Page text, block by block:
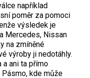
například
poměr za pomoci
výsledek je
Mercedes, Nissan
na zmíněné
výroby ji nedotáhly.
a ani ta přímo
kde může